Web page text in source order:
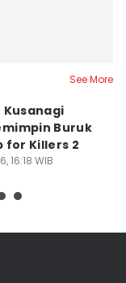
See More
Kusanagi
Buruk
for Killers 2
16:18 WIB